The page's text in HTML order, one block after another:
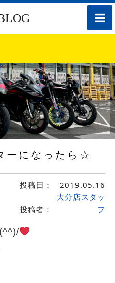
toggle
ーになったら☆
投稿日： 2019.05.16
投稿者：
大分店スタッ
フ